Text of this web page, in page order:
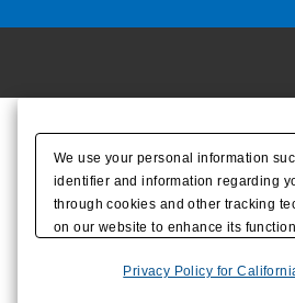
We use your personal information
identifier and information regarding
through cookies and other tracking
on our website to enhance its
access analysis. Please clickhereto
Privacy Policy for